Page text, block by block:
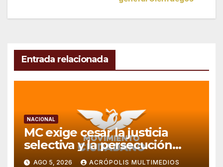
Entrada relacionada
NACIONAL
MC exige cesar la justicia
selectiva y la persecución
política en Veracruz
AGO 5, 2026 ACRÓPOLIS MULTIMEDIOS